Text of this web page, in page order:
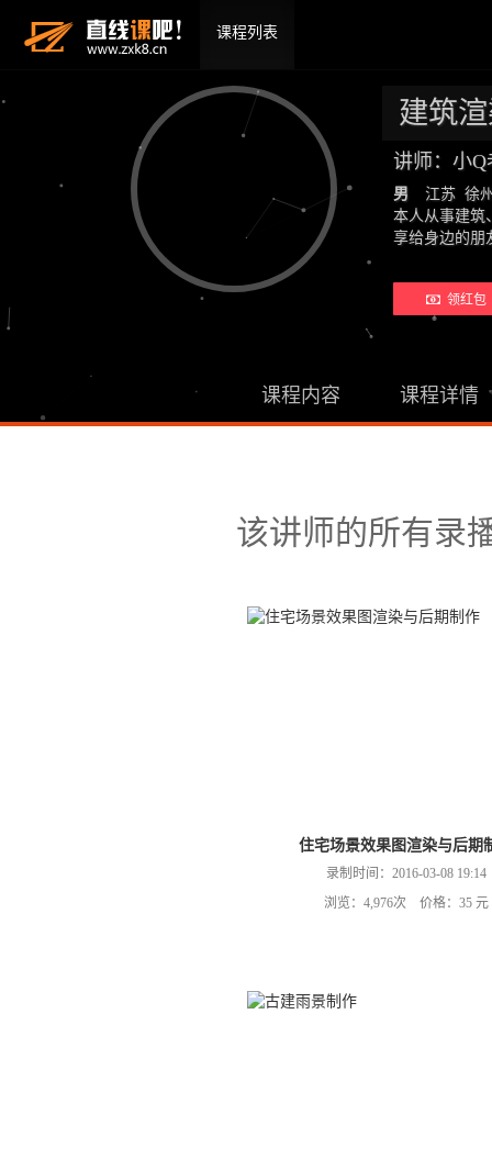
课程列表
建筑
讲师：小
男
江苏 徐
本人从事建筑
享给身边的
领红包
课程内容 课程详情
该讲师的所有录
住宅场景效果图渲染与后期
录制时间：2016-03-08 19:14
浏览：4,976次 价格：35 元